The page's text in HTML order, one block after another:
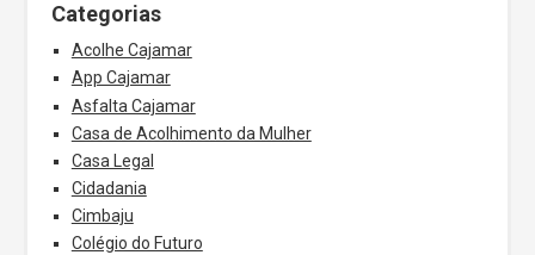
Categorias
Acolhe Cajamar
App Cajamar
Asfalta Cajamar
Casa de Acolhimento da Mulher
Casa Legal
Cidadania
Cimbaju
Colégio do Futuro